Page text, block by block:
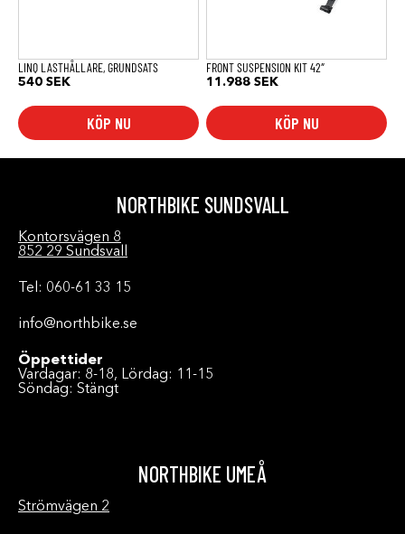
LINQ LASTHÅLLARE, GRUNDSATS
540 SEK
KÖP NU
FRONT SUSPENSION KIT 42″
11.988 SEK
KÖP NU
NORTHBIKE SUNDSVALL
Kontorsvägen 8
852 29 Sundsvall
Tel: 060-61 33 15
info@northbike.se
Öppettider
Vardagar: 8-18, Lördag: 11-15
Söndag: Stängt
NORTHBIKE UMEÅ
Strömvägen 2